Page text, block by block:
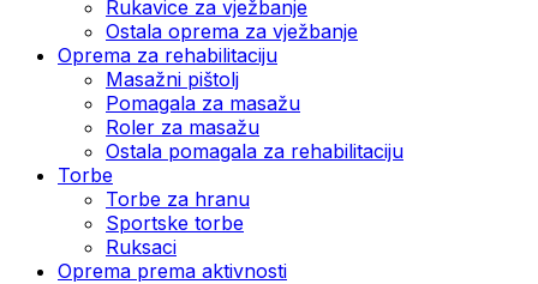
Rukavice za vježbanje
Ostala oprema za vježbanje
Oprema za rehabilitaciju
Masažni pištolj
Pomagala za masažu
Roler za masažu
Ostala pomagala za rehabilitaciju
Torbe
Torbe za hranu
Sportske torbe
Ruksaci
Oprema prema aktivnosti